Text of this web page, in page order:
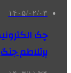
۱۴۰۵/۰۲/۰۳
چک
پرتلاطم جنگ